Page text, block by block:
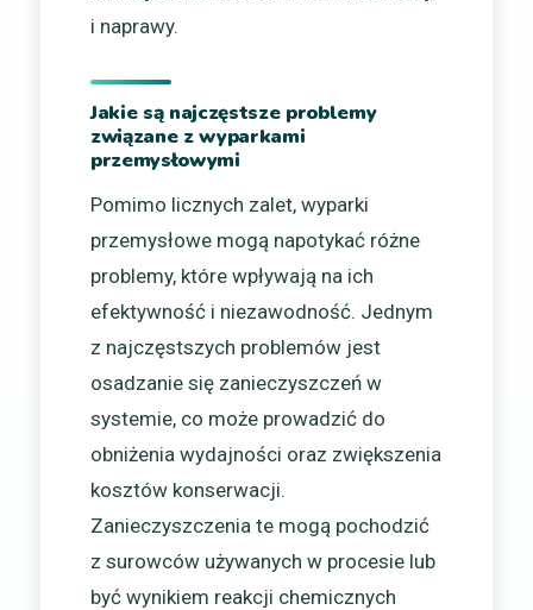
i naprawy.
Jakie są najczęstsze problemy
związane z wyparkami
przemysłowymi
Pomimo licznych zalet, wyparki
przemysłowe mogą napotykać różne
problemy, które wpływają na ich
efektywność i niezawodność. Jednym
z najczęstszych problemów jest
osadzanie się zanieczyszczeń w
systemie, co może prowadzić do
obniżenia wydajności oraz zwiększenia
kosztów konserwacji.
Zanieczyszczenia te mogą pochodzić
z surowców używanych w procesie lub
być wynikiem reakcji chemicznych